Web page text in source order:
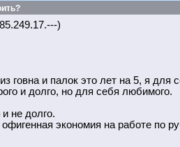
)
говна и палок это лет на 5, я для
и долго, но для себя любимого.
не долго.
экономия на работе по